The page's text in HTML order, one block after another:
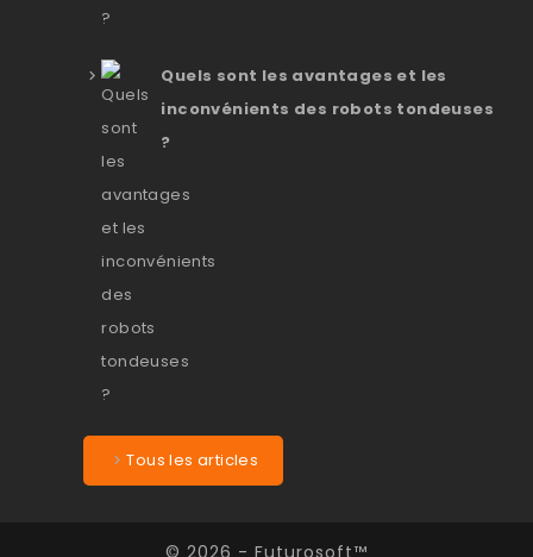
Quels sont les avantages et les
inconvénients des robots tondeuses
?
Tous les articles